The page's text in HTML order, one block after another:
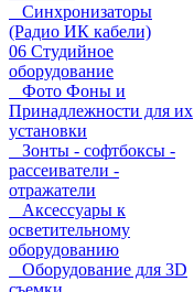
Синхронизаторы
(Радио ИК кабели)
06 Студийное
оборудование
Фото Фоны и
Принадлежности для их
установки
Зонты - софтбоксы -
рассеиватели -
отражатели
Аксессуары к
осветительному
оборудованию
Оборудование для 3D